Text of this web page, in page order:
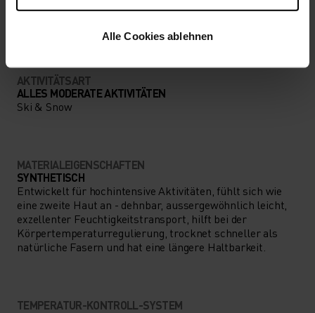
Alle Cookies ablehnen
AKTIVITÄTSART
ALLES MODERATE AKTIVITÄTEN
Ski & Snow
MATERIALEIGENSCHAFTEN
SYNTHETISCH
Entwickelt für hochintensive Aktivitäten, fühlt sich wie
eine zweite Haut an - dehnbar, aussergewöhnlich leicht,
exzellenter Feuchtigkeitstransport, hilft bei der
Körpertemperaturregulierung, trocknet schneller als
natürliche Fasern und hat eine längere Haltbarkeit.
TEMPERATUR-KONTROLL-SYSTEM